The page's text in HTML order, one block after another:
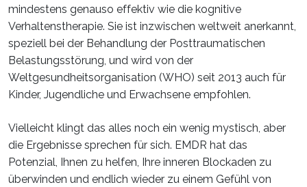
mindestens genauso effektiv wie die kognitive
Verhaltenstherapie. Sie ist inzwischen weltweit anerkannt,
speziell bei der Behandlung der Posttraumatischen
Belastungsstörung, und wird von der
Weltgesundheitsorganisation (WHO) seit 2013 auch für
Kinder, Jugendliche und Erwachsene empfohlen.
Vielleicht klingt das alles noch ein wenig mystisch, aber
die Ergebnisse sprechen für sich. EMDR hat das
Potenzial, Ihnen zu helfen, Ihre inneren Blockaden zu
überwinden und endlich wieder zu einem Gefühl von